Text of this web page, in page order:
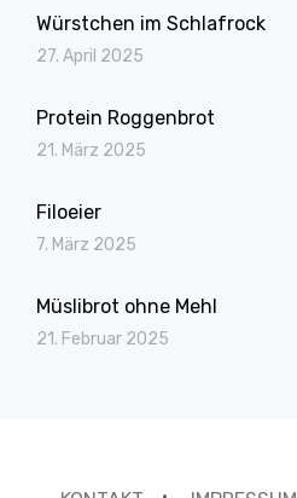
Würstchen im Schlafrock
27. April 2025
Protein Roggenbrot
21. März 2025
Filoeier
7. März 2025
Müslibrot ohne Mehl
21. Februar 2025